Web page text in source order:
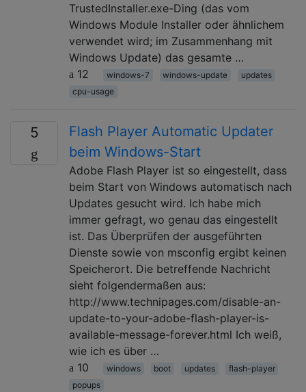
TrustedInstaller.exe-Ding (das vom
Windows Module Installer oder ähnlichem
verwendet wird; im Zusammenhang mit
Windows Update) das gesamte …
12
windows-7 windows-update
updates
cpu-usage
5
Flash Player Automatic Updater
beim Windows-Start
Adobe Flash Player ist so eingestellt, dass
beim Start von Windows automatisch nach
Updates gesucht wird. Ich habe mich
immer gefragt, wo genau das eingestellt
ist. Das Überprüfen der ausgeführten
Dienste sowie von msconfig ergibt keinen
Speicherort. Die betreffende Nachricht
sieht folgendermaßen aus:
http://www.technipages.com/disable-an-
update-to-your-adobe-flash-player-is-
available-message-forever.html Ich weiß,
wie ich es über …
10
windows boot updates
flash-player
popups